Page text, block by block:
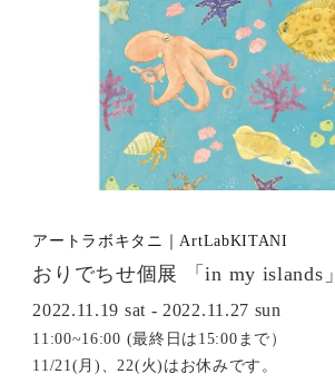
アートラボキタニ｜ArtLabKITANI
おりでちせ個展 「in my islands」
2022.11.19 sat - 2022.11.27 sun
11:00~16:00 (最終日は15:00まで）
11/21(月)、22(火)はお休みです。